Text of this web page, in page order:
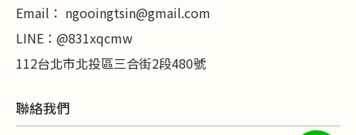
Email： ngooingtsin@gmail.com
LINE ： @831xqcmw
112台北市北投區三合街2段480號
聯絡我們